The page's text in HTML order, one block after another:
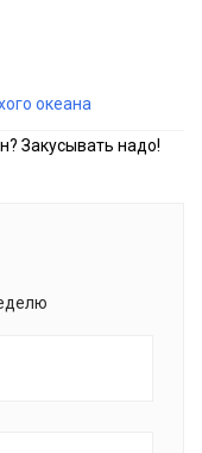
океана
Закусывать надо!